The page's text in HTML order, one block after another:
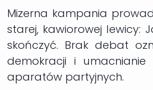
Mizerna kampania
starej, kawiorowej lewicy:
skończyć. Brak debat
demokracji i
aparatów partyjnych.